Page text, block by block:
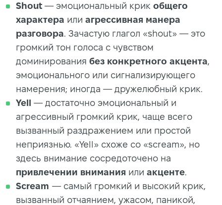
Shout — эмоциональный крик общего
характера или агрессивная манера
разговора. Зачастую глагол «shout» — это
громкий тон голоса с чувством
доминирования без конкретного акцента,
эмоционального или сигнализирующего
намерения; иногда — дружелюбный крик.
Yell — достаточно эмоциональный и
агрессивный громкий крик, чаще всего
вызванный раздражением или простой
неприязнью. «Yell» схоже со «scream», но
здесь внимание сосредоточено на
привлечении внимания или акценте.
Scream — самый громкий и высокий крик,
вызванный отчаянием, ужасом, паникой,